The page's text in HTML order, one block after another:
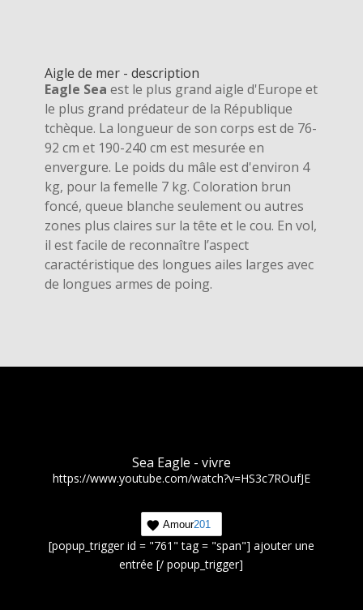
Aigle de mer - description
Eagle Sea est le plus grand aigle d'Europe et
le plus grand prédateur de la République
tchèque. La longueur de son corps est de 76-
92 cm et 190-240 cm est mesurée en
envergure. Le poids du mâle est d'environ 4
kg, pour la femelle 7 kg. Coloration brun
foncé, queue blanche seulement ou autres
zones plus claires sur la tête et le cou. En vol,
il est facile de reconnaître l’aspect
caractéristique des longues ailes larges avec
de longues armes de poing.
Sea Eagle - vivre
https://www.youtube.com/watch?v=HS3c7ROufJE
Amour201
[popup_trigger id = "761" tag = "span"] ajouter une
entrée [/ popup_trigger]